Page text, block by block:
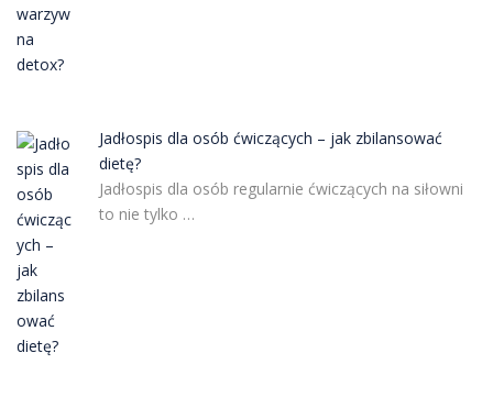
Jadłospis dla osób ćwiczących – jak zbilansować
dietę?
Jadłospis dla osób regularnie ćwiczących na siłowni
to nie tylko …